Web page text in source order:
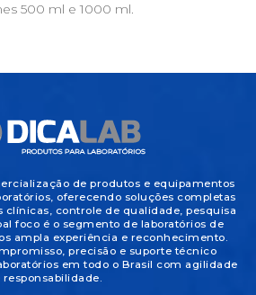
500 ml e 1000 ml.
de produtos e equipamentos
oferecendo soluções completas
clínicas, controle de qualidade, pesquisa
foco é o segmento de laboratórios de
ampla experiência e reconhecimento.
precisão e suporte técnico
em todo o Brasil com agilidade
responsabilidade.